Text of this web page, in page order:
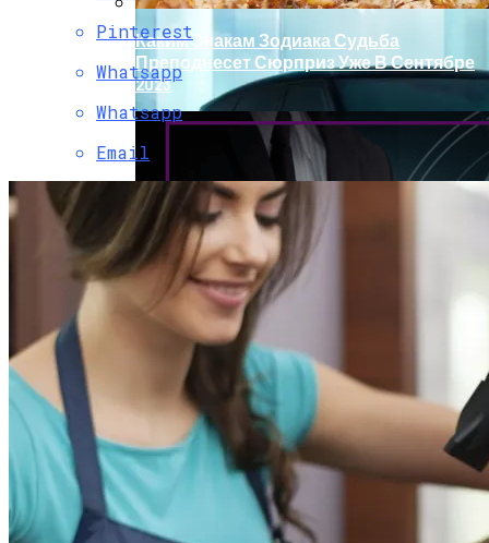
Обновление Для Range Rover Velar:
«умные» Фары, Новый Салон,
Улучшение PHEV-Версии
Каким Знакам Зодиака Судьба
Преподнесет Сюрприз Уже В Сентябре
2023
Карьерный Гороскоп Для Всех Знаков
Зодиака На Сентябрь 2023 Года
Pinterest
Whatsapp
Whatsapp
Email